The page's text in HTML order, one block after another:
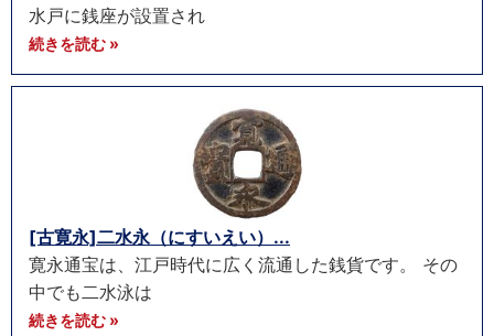
水戸に銭座が設置され
続きを読む »
[古寛永]二水永（にすいえい）...
寛永通宝は、江戸時代に広く流通した銭貨です。 その
中でも二水泳は
続きを読む »